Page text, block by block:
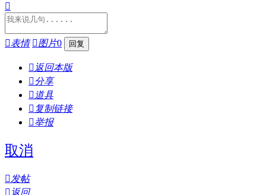

表情 图片0
 返回本版
分享
 道具
 复制链接
举报
取消
发帖
 返回